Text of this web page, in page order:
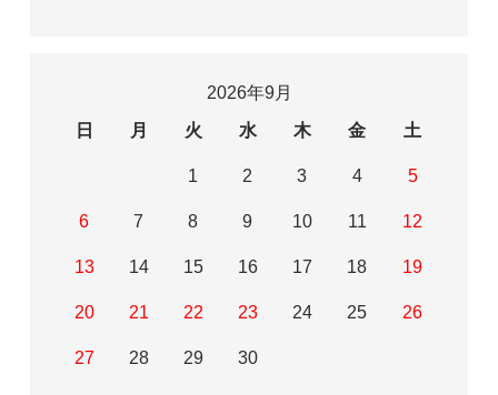
2026年9月
日
月 火 水 木 金 土
1 2 3 4 5
6 7 8 9 10 11 12
13 14 15 16 17 18 19
20 21 22 23 24 25 26
27 28 29 30